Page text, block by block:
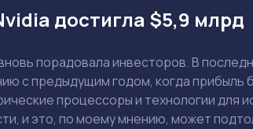
достигла $5,9 млрд
порадовала инвесторов. В
с предыдущим годом, когда прибыль
процессоры и технологии для
и это, по моему мнению, может